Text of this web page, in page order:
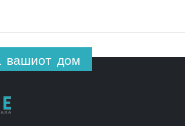
вашиот дом